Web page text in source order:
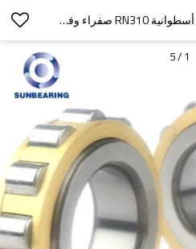
SUNBEARING أسطوانة أسطوانية RN310 صفراء وفضية 50 * 95 * 27 ملم كروم فولاذ GCR15
1
/
5